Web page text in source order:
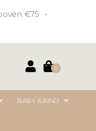
€75 •
0
BABY & KIND